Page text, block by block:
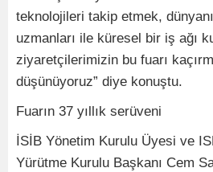
teknolojileri takip etmek,
uzmanları ile küresel bir iş ağı
ziyaretçilerimizin bu fuarı
düşünüyoruz” diye konuştu.
Fuarın 37 yıllık serüveni
İSİB Yönetim Kurulu Üyesi ve
Yürütme Kurulu Başkanı Cem